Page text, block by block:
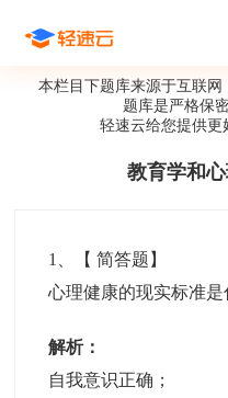
本栏目下题库来源于互联
题库是严格保
轻速云给您提供更
教育学和
1 、【简答题 】
心理健康的现实标准是
解析：
自我意识正确；